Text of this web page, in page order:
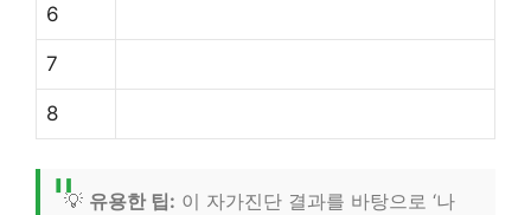
6
7
8
💡 유용한 팁: 이 자가진단 결과를 바탕으로 ‘나